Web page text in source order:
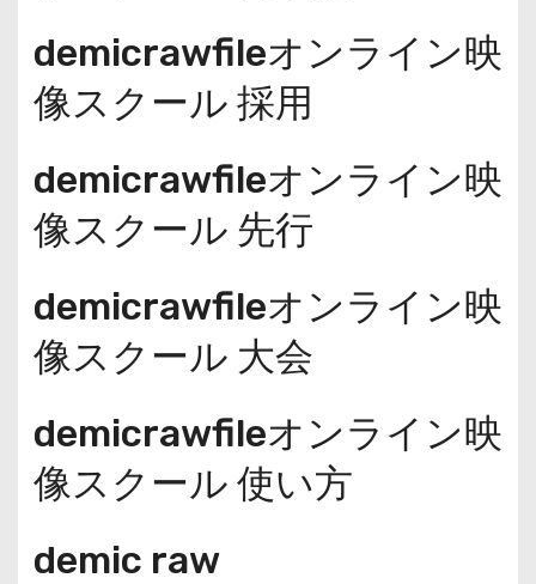
demicrawfileオンライン映
像スクール 採用
demicrawfileオンライン映
像スクール 先行
demicrawfileオンライン映
像スクール 大会
demicrawfileオンライン映
像スクール 使い方
demic raw